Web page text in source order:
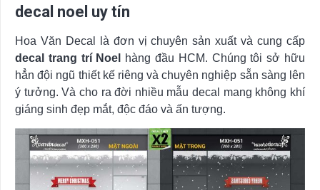
decal noel uy tín
Hoa Văn Decal là đơn vị chuyên sản xuất và cung cấp
decal trang trí Noel
hàng đầu HCM. Chúng tôi sở hữu
hẳn đội ngũ thiết kế riêng và chuyên nghiệp sẵn sàng lên
ý tưởng. Và cho ra đời nhiều mẫu decal mang không khí
giáng sinh đẹp mắt, độc đáo và ấn tượng.